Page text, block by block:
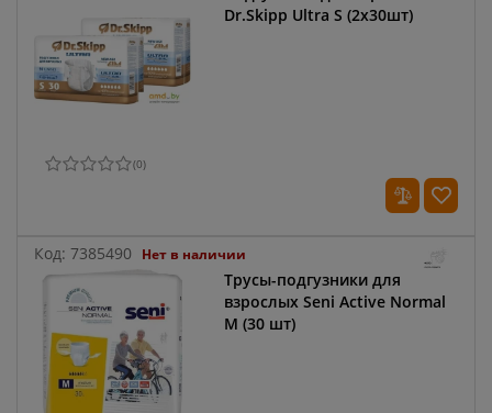
Dr.Skipp Ultra S (2x30шт)
(0)
Код: 7385490 Нет в наличии
Трусы-подгузники для
взрослых Seni Active Normal
M (30 шт)